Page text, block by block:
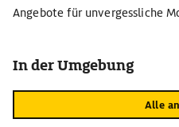
Angebote für unvergessliche
In der Umgebung
Alle